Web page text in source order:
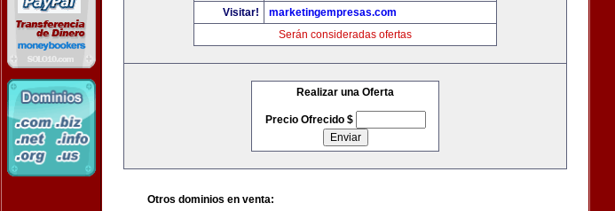
Visitar!
marketingempresas.com
Serán consideradas ofertas
Realizar una Oferta
Precio Ofrecido $
Otros dominios en venta: